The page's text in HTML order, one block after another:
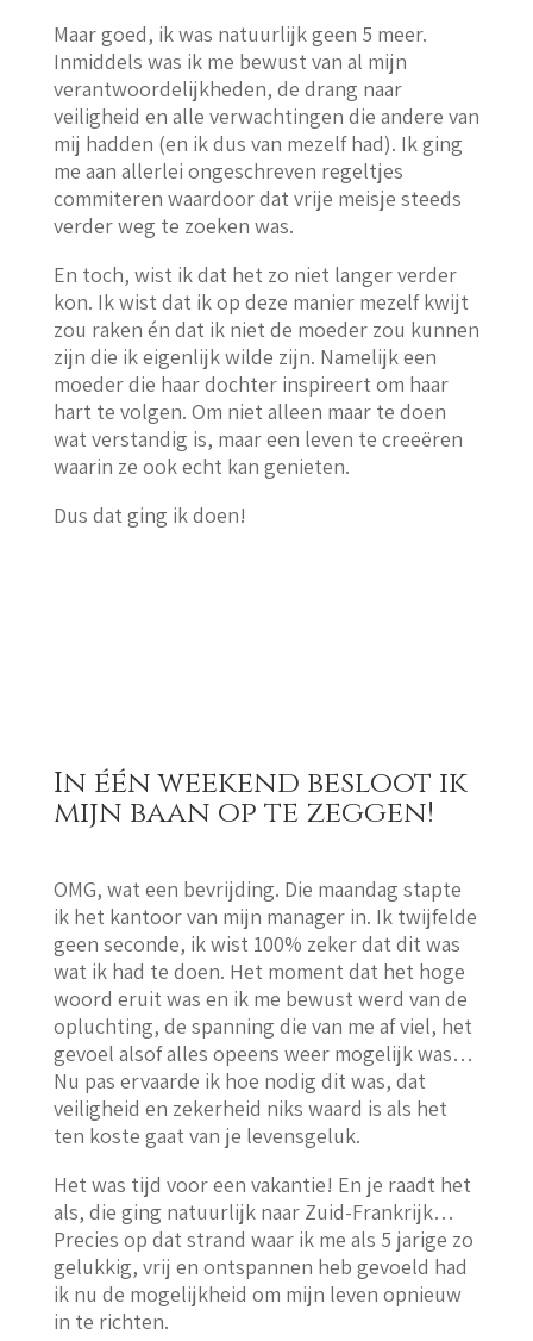
Maar goed, ik was natuurlijk geen 5 meer.
Inmiddels was ik me bewust van al mijn
verantwoordelijkheden, de drang naar
veiligheid en alle verwachtingen die andere van
mij hadden (en ik dus van mezelf had). Ik ging
me aan allerlei ongeschreven regeltjes
commiteren waardoor dat vrije meisje steeds
verder weg te zoeken was.
En toch, wist ik dat het zo niet langer verder
kon. Ik wist dat ik op deze manier mezelf kwijt
zou raken én dat ik niet de moeder zou kunnen
zijn die ik eigenlijk wilde zijn. Namelijk een
moeder die haar dochter inspireert om haar
hart te volgen. Om niet alleen maar te doen
wat verstandig is, maar een leven te creeëren
waarin ze ook echt kan genieten.
Dus dat ging ik doen!
In één weekend besloot ik
mijn baan op te zeggen!
OMG, wat een bevrijding. Die maandag stapte
ik het kantoor van mijn manager in. Ik twijfelde
geen seconde, ik wist 100% zeker dat dit was
wat ik had te doen. Het moment dat het hoge
woord eruit was en ik me bewust werd van de
opluchting, de spanning die van me af viel, het
gevoel alsof alles opeens weer mogelijk was…
Nu pas ervaarde ik hoe nodig dit was, dat
veiligheid en zekerheid niks waard is als het
ten koste gaat van je levensgeluk.
Het was tijd voor een vakantie! En je raadt het
als, die ging natuurlijk naar Zuid-Frankrijk…
Precies op dat strand waar ik me als 5 jarige zo
gelukkig, vrij en ontspannen heb gevoeld had
ik nu de mogelijkheid om mijn leven opnieuw
in te richten.